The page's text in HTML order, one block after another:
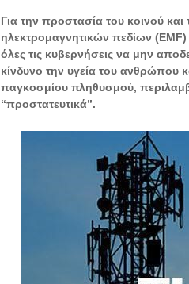
Για την προστασία του κοινού
ηλεκτρομαγνητικών πεδίων
όλες τις κυβερνήσεις να μην
κίνδυνο την υγεία του ανθρώπου
παγκοσμίου πληθυσμού,
“προστατευτικά”.